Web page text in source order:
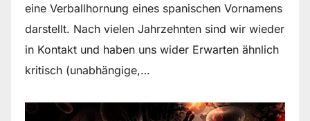
eine Verballhornung eines spanischen Vornamens
darstellt. Nach vielen Jahrzehnten sind wir wieder
in Kontakt und haben uns wider Erwarten ähnlich
kritisch (unabhängige,…